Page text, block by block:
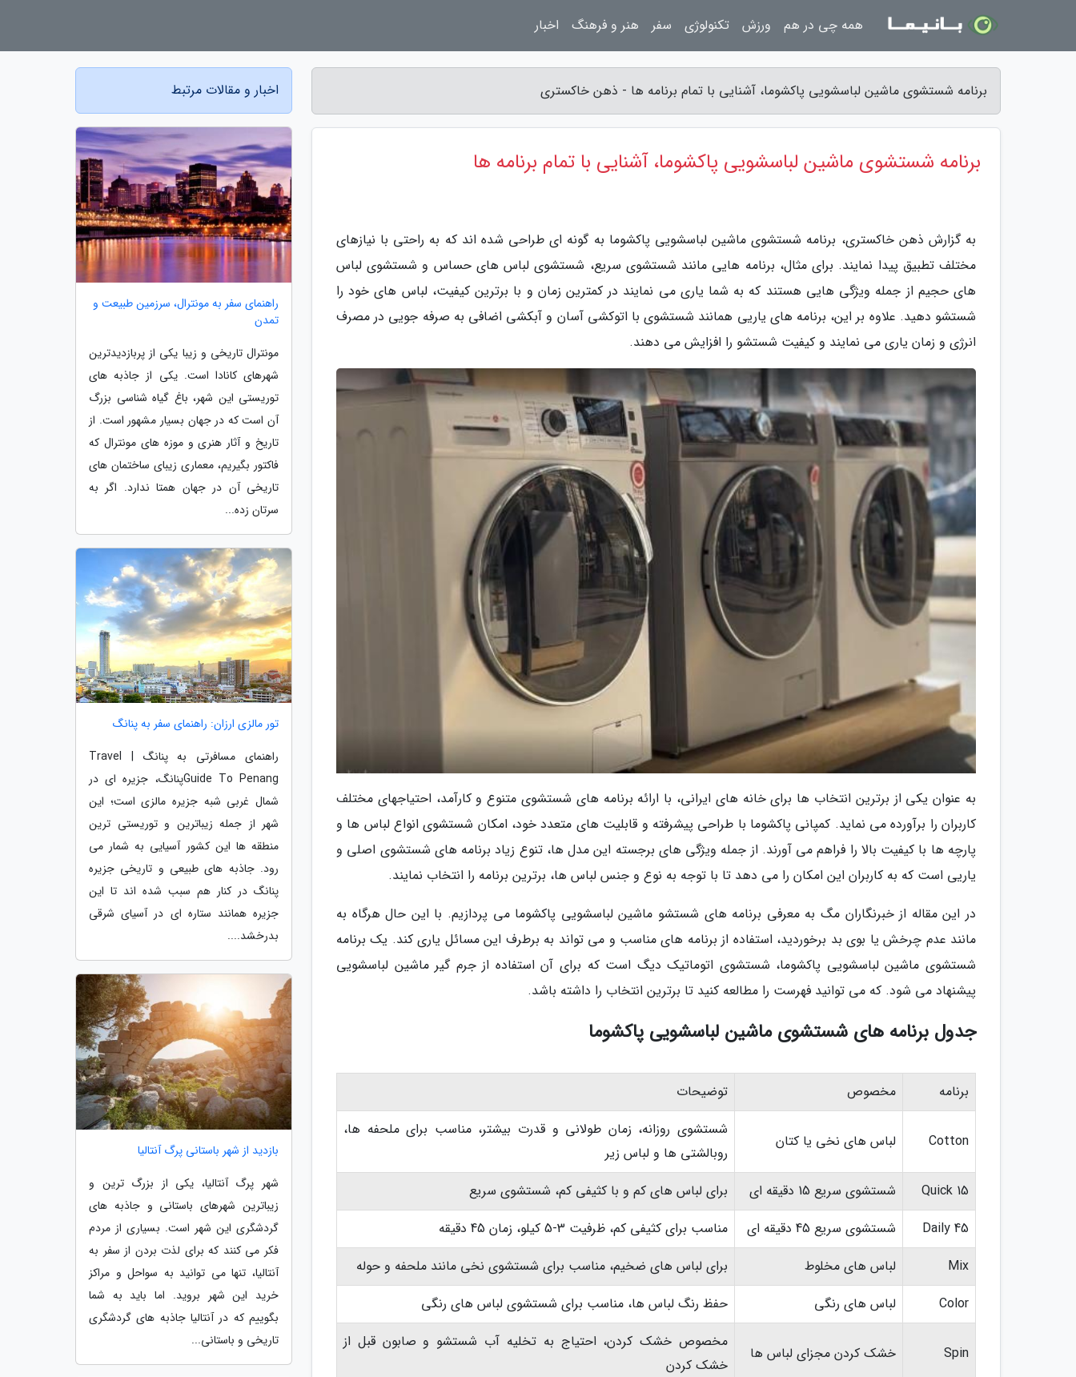
برنامه شستشوی ماشین لباسشویی پاکشوما، آشنایی با تمام برنامه ها - ذهن خاکستری
برنامه شستشوی ماشین لباسشویی پاکشوما، آشنایی با تمام برنامه ها
به گزارش ذهن خاکستری، برنامه شستشوی ماشین لباسشویی پاکشوما به گونه ای طراحی شده اند که به راحتی با نیازهای
مختلف تطبیق پیدا نمایند. برای مثال، برنامه هایی مانند شستشوی سریع، شستشوی لباس های حساس و شستشوی لباس
های حجیم از جمله ویژگی هایی هستند که به شما یاری می نمایند در کمترین زمان و با برترین کیفیت، لباس های خود را
شستشو دهید. علاوه بر این، برنامه های یاریی همانند شستشوی با اتوکشی آسان و آبکشی اضافی به صرفه جویی در مصرف
انرژی و زمان یاری می نمایند و کیفیت شستشو را افزایش می دهند.
به عنوان یکی از برترین انتخاب ها برای خانه های ایرانی، با ارائه برنامه های شستشوی متنوع و کارآمد، احتیاجهای مختلف
کاربران را برآورده می نماید. کمپانی پاکشوما با طراحی پیشرفته و قابلیت های متعدد خود، امکان شستشوی انواع لباس ها و
پارچه ها با کیفیت بالا را فراهم می آورند. از جمله ویژگی های برجسته این مدل ها، تنوع زیاد برنامه های شستشوی اصلی و
یاریی است که به کاربران این امکان را می دهد تا با توجه به نوع و جنس لباس ها، برترین برنامه را انتخاب نمایند.
در این مقاله از خبرنگاران مگ به معرفی برنامه های شستشو ماشین لباسشویی پاکشوما می پردازیم. با این حال هرگاه به
مانند عدم چرخش یا بوی بد برخوردید، استفاده از برنامه های مناسب و می تواند به برطرف این مسائل یاری کند. یک برنامه
شستشوی ماشین لباسشویی پاکشوما، شستشوی اتوماتیک دیگ است که برای آن استفاده از جرم گیر ماشین لباسشویی
پیشنهاد می شود. که می توانید فهرست را مطالعه کنید تا برترین انتخاب را داشته باشد.
جدول برنامه های شستشوی ماشین لباسشویی پاکشوما
برنامه مخصوص توضیحات
Cotton لباس های نخی یا کتان
شستشوی روزانه، زمان طولانی و قدرت بیشتر، مناسب برای ملحفه ها،
روبالشتی ها و لباس زیر
Quick 15
شستشوی سریع 15 دقیقه ای
برای لباس های کم و با کثیفی کم، شستشوی سریع
Daily 45
شستشوی سریع 45 دقیقه ای
مناسب برای کثیفی کم، ظرفیت 3-5 کیلو، زمان 45 دقیقه
Mix
لباس های مخلوط
برای لباس های ضخیم، مناسب برای شستشوی نخی مانند ملحفه و حوله
Color
لباس های رنگی حفظ رنگ لباس ها، مناسب برای شستشوی لباس های رنگی
Spin خشک کردن مجزای لباس ها
مخصوص خشک کردن، احتیاج به تخلیه آب شستشو و صابون قبل از
خشک کردن
اخبار و مقالات مرتبط
راهنمای سفر به مونترال، سرزمین طبیعت و
تمدن
مونترال تاریخی و زیبا یکی از پربازدیدترین
شهرهای کانادا است. یکی از جاذبه های
توریستی این شهر، باغ گیاه شناسی بزرگ
آن است که در جهان بسیار مشهور است. از
تاریخ و آثار هنری و موزه های مونترال که
فاکتور بگیریم، معماری زیبای ساختمان های
تاریخی آن در جهان همتا ندارد. اگر به
سرتان زده...
تور مالزی ارزان: راهنمای سفر به پنانگ
راهنمای مسافرتی به پنانگ | Travel
Guide To Penangپنانگ، جزیره ای در
شمال غربی شبه جزیره مالزی است؛ این
شهر از جمله زیباترین و توریستی ترین
منطقه ها این کشور آسیایی به شمار می
رود. جاذبه های طبیعی و تاریخی جزیره
پنانگ در کنار هم سبب شده اند تا این
جزیره همانند ستاره ای در آسیای شرقی
بدرخشد....
بازدید از شهر باستانی پرگ آنتالیا
شهر پرگ آنتالیا، یکی از بزرگ ترین و
زیباترین شهرهای باستانی و جاذبه های
گردشگری این شهر است. بسیاری از مردم
فکر می کنند که برای لذت بردن از سفر به
آنتالیا، تنها می توانید به سواحل و مراکز
خرید این شهر بروید. اما باید به شما
بگوییم که در آنتالیا جاذبه های گردشگری
تاریخی و باستانی...
همه چی در هم ورزش تکنولوژی سفر هنر و فرهنگ اخبار